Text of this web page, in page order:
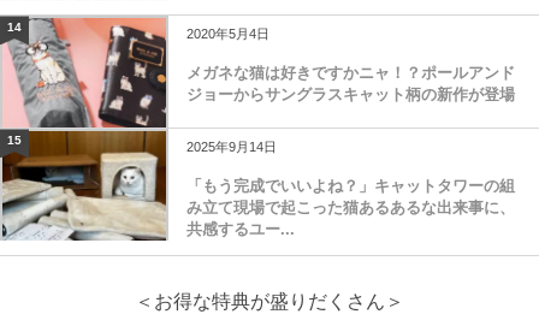
14 2020年5月4日
メガネな猫は好きですかニャ！？ポールアンド
ジョーからサングラスキャット柄の新作が登場
15 2025年9月14日
「もう完成でいいよね？」キャットタワーの組
み立て現場で起こった猫あるあるな出来事に、
共感するユー...
＜お得な特典が盛りだくさん＞